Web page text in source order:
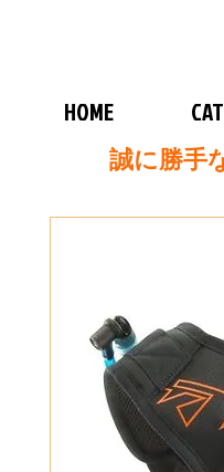
HOME
誠に勝手